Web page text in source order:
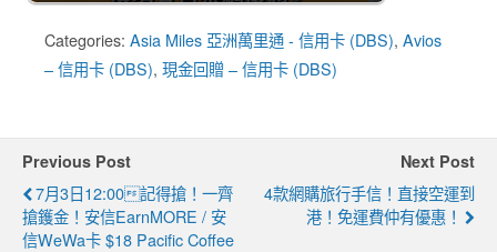
Categories: Asia Miles 亞洲萬里通 - 信用卡 (DBS), Avios
– 信用卡 (DBS), 現金回贈 – 信用卡 (DBS)
Previous Post
7月3日12:00記得搶！一齊
搶鑊金！安信EarnMORE / 安
信WeWa卡 $18 Pacific Coffee
Next Post
4款網購旅行手信！直接空運到
港！免運費仲有優惠！